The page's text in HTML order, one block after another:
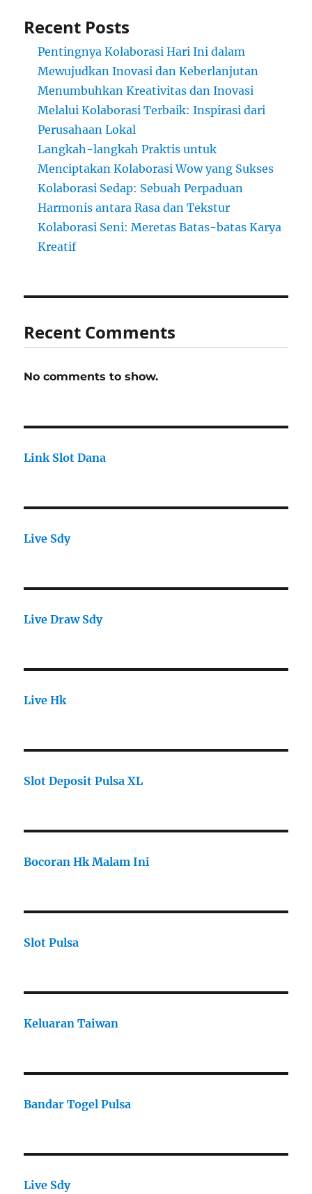
Recent Posts
Pentingnya Kolaborasi Hari Ini dalam
Mewujudkan Inovasi dan Keberlanjutan
Menumbuhkan Kreativitas dan Inovasi
Melalui Kolaborasi Terbaik: Inspirasi dari
Perusahaan Lokal
Langkah-langkah Praktis untuk
Menciptakan Kolaborasi Wow yang Sukses
Kolaborasi Sedap: Sebuah Perpaduan
Harmonis antara Rasa dan Tekstur
Kolaborasi Seni: Meretas Batas-batas Karya
Kreatif
Recent Comments
No comments to show.
Link Slot Dana
Live Sdy
Live Draw Sdy
Live Hk
Slot Deposit Pulsa XL
Bocoran Hk Malam Ini
Slot Pulsa
Keluaran Taiwan
Bandar Togel Pulsa
Live Sdy